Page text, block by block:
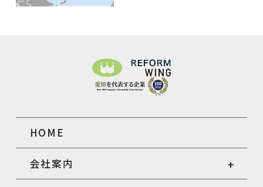
HOME
会社案内